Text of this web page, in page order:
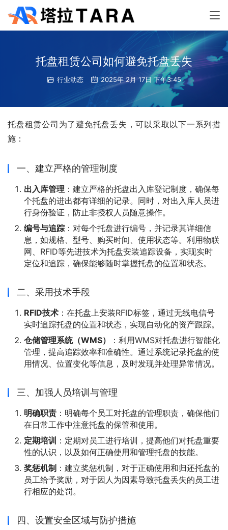
托盘租赁公司如何避免托盘丢失
行业动态 2025年 2月 17日 下午3:45
托盘租赁公司为了避免托盘丢失，可以采取以下一系列措
施：
一、建立严格的管理制度
出入库管理 ：建立严格的托盘出入库登记制度，确保每
个托盘的进出都有详细的记录。同时，对出入库人员进
行身份验证，防止非授权人员随意操作。
编号与追踪 ：对每个托盘进行编号，并记录其详细信
息，如规格、型号、购买时间、使用状态等。利用物联
网、RFID等先进技术为托盘安装追踪设备，实现实时
定位和追踪，确保能够随时掌握托盘的位置和状态。
二、采用技术手段
RFID技术 ：在托盘上安装RFID标签，通过无线电信号
实时追踪托盘的位置和状态，实现自动化的资产跟踪。
仓储管理系统（WMS）
：利用WMS对托盘进行智能化
管理，提高追踪效率和准确性。通过系统记录托盘的使
用情况、位置变化等信息，及时发现并处理异常情况。
三、加强人员培训与管理
明确职责 ：明确每个员工对托盘的管理职责，确保他们
在日常工作中注意托盘的保管和使用。
定期培训 ：定期对员工进行培训，提高他们对托盘重要
性的认识，以及如何正确使用和管理托盘的技能。
奖惩机制 ：建立奖惩机制，对于正确使用和归还托盘的
员工给予奖励，对于因人为因素导致托盘丢失的员工进
行相应的处罚。
四、设置安全区域与防护措施